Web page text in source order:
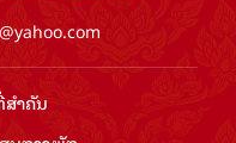
ຳ​ຄັນ​